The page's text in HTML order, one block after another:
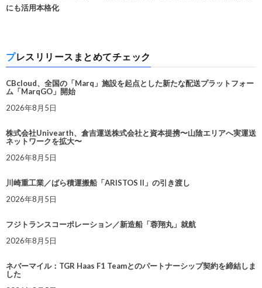
にも活用本格化
プレスリリースまとめてチェック
CBcloud、全国の「Marq」施設を起点とした新たな配送プラットフォー
ム「MarqGO」開始
2026年8月5日
株式会社Univearth、倉吉運送株式会社と資本提携〜山陰エリアへ実運送
ネットワークを拡大〜
2026年8月5日
川崎重工業／ばら積運搬船「ARISTOS II」の引き渡し
2026年8月5日
フジトランスコーポレーション／新造船「蓉翔丸」就航
2026年8月5日
ネバーマイル：TGR Haas F1 Teamとのパートナーシップ契約を締結しま
した